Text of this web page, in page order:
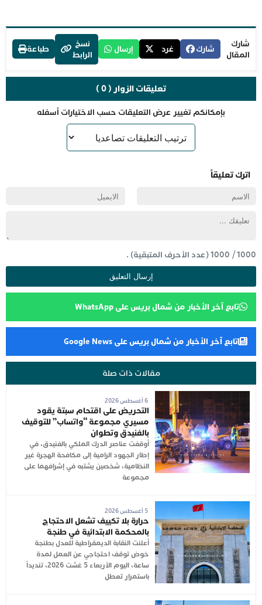
شارك
المقال
شارك غرد إرسال
نسخ
الرابط
طباعة
تعليقات الزوار ( 0 )
بإمكانكم تغيير عرض التعليقات حسب الاختيارات أسفله
اترك تعليقاً
1000
/
1000(عدد الأحرف المتبقية) .
تابع آخر الأخبار من شمال بريس على WhatsApp
تابع آخر الأخبار من شمال بريس على Google News
مقالات ذات صلة
6 أغسطس 2026
التحريض على اقتحام سبتة يقود
مسيري مجموعة “واتساب” للتوقيف
بالفنيدق وتطوان
أوقفت عناصر الدرك الملكي بالفنيدق، في
إطار الجهود الرامية إلى مكافحة الهجرة غير
النظامية، شخصين يشتبه في إشرافهما على
مجموعة
5 أغسطس 2026
حرارة بلا تكييف تشعل الاحتجاج
بالمحكمة الابتدائية في طنجة
أعلنت النقابة الديمقراطية للعدل بطنجة
خوض توقف احتجاجي عن العمل لمدة
ساعة، اليوم الأربعاء 5 غشت 2026، تنديداً
باستمرار تعطل